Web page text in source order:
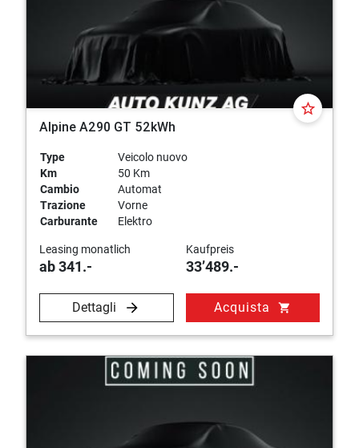
star_border
Alpine A290 GT 52kWh
Type
Veicolo nuovo
Km
50 Km
Cambio
Automat
Trazione
Vorne
Carburante
Elektro
Leasing monatlich
ab 341.-
Kaufpreis
33’489.-
Dettagli Acquista shopping_cart